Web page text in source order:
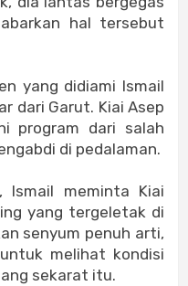
hal tersebut
yang didiami Ismail
dari Garut. Kiai Asep
program dari salah
di pedalaman.
Ismail meminta Kiai
yang tergeletak di
senyum penuh arti,
melihat kondisi
sekarat itu.